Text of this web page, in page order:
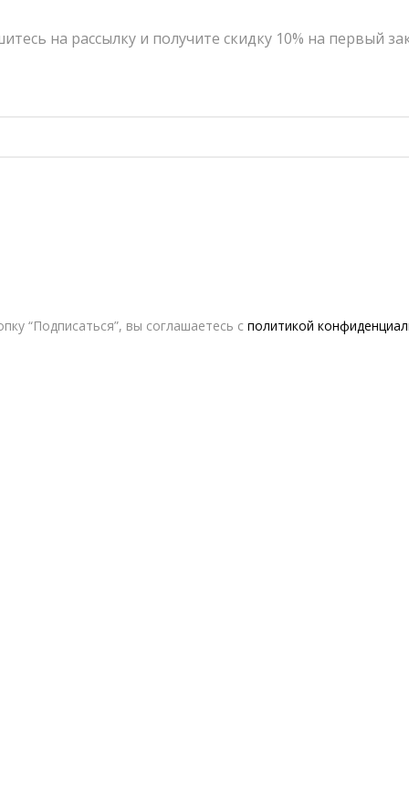
на рассылку и получите скидку 10% на первый
“Подписаться”, вы соглашаетесь с политикой